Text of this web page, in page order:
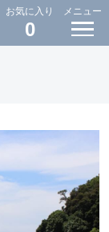
お気に入り
0
メニュー